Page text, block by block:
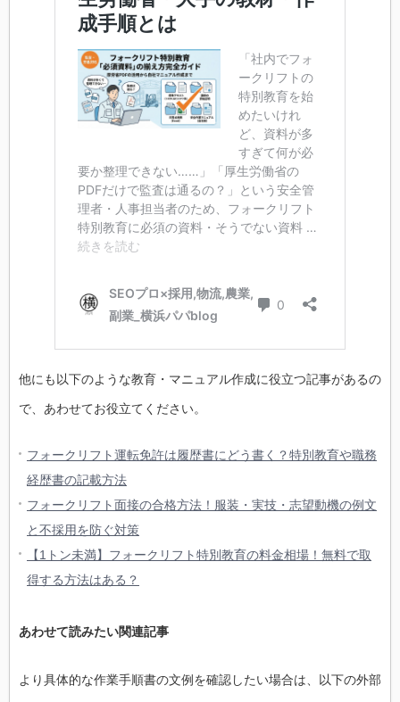
他にも以下のような教育・マニュアル作成に役立つ記事があるの
で、あわせてお役立てください。
フォークリフト運転免許は履歴書にどう書く？特別教育や職務
経歴書の記載方法
フォークリフト面接の合格方法！服装・実技・志望動機の例文
と不採用を防ぐ対策
【1トン未満】フォークリフト特別教育の料金相場！無料で取
得する方法はある？
あわせて読みたい関連記事
より具体的な作業手順書の文例を確認したい場合は、以下の外部